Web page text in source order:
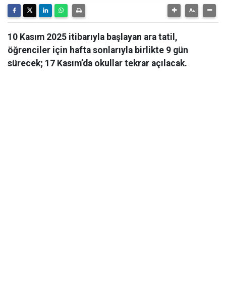
10 Kasım 2025 itibarıyla başlayan ara tatil,
öğrenciler için hafta sonlarıyla birlikte 9 gün
sürecek; 17 Kasım’da okullar tekrar açılacak.